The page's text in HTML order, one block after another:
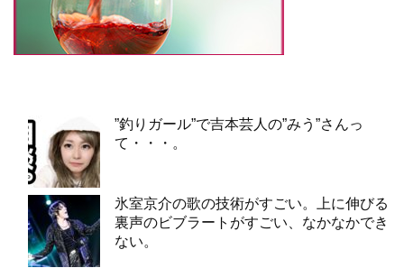
”釣りガール”で吉本芸人の”みう”さんっ
て・・・。
氷室京介の歌の技術がすごい。上に伸びる
裏声のビブラートがすごい、なかなかでき
ない。